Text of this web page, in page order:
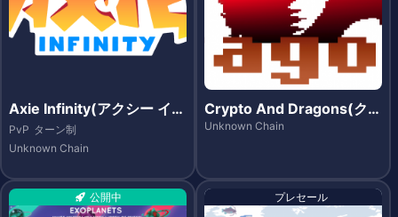
Axie Infinity(アクシー イン
フィニティ)
PvP ターン制
Unknown Chain
Crypto And Dragons(クリ
プト・アンド・ドラゴンズ)
Unknown Chain
公開中 プレセール